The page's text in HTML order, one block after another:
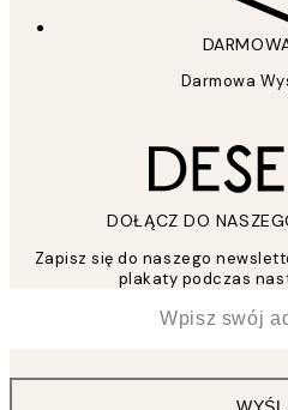
Darmowa
DOŁĄCZ DO
Zapisz się do naszego
plakaty podczas